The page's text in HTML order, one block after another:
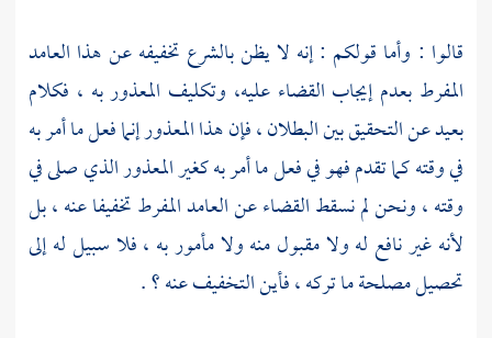
قالوا : وأما قولكم : إنه لا يظن بالشرع تخفيفه عن هذا العامد
المفرط بعدم إيجاب القضاء عليه، وتكليف المعذور به ، فكلام
بعيد عن التحقيق بين البطلان ، فإن هذا المعذور إنما فعل ما أمر به
في وقته كما تقدم فهو في فعل ما أمر به كغير المعذور الذي صلى في
وقته ، ونحن لم نسقط القضاء عن العامد المفرط تخفيفا عنه ، بل
لأنه غير نافع له ولا مقبول منه ولا مأمور به ، فلا سبيل له إلى
تحصيل مصلحة ما تركه ، فأين التخفيف عنه ؟ .